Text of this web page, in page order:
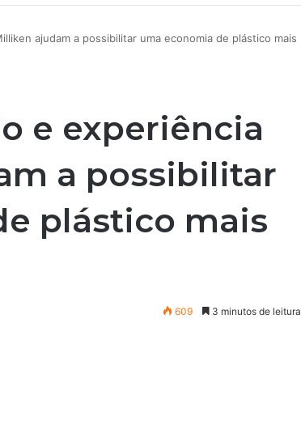
ajudam a possibilitar uma economia de plástico mais
e experiência
a possibilitar
plástico mais
609 3 minutos de leitura